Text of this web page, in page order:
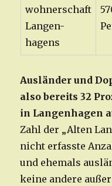
wohnerschaft
Langen-
hagens
Ausländer und
also bereits 32
in Langenhagen
Zahl der „Alten
nicht erfasste
und ehemals
keine andere